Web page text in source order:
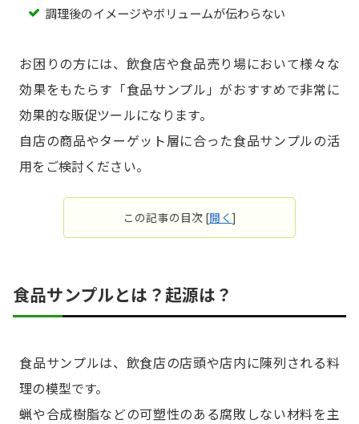
調理後のイメージやボリュームが伝わらない
お困りの方には、飲食店や食品売り場において様々な
効果をもたらす「食品サンプル」がおすすめで非常に
効果的な販促ツールになります。
自店の商品やターゲット層に合った食品サンプルの活
用をご検討ください。
この記事の目次 [開く ]
食品サンプルとは？起源は？
食品サンプルは、飲食店の店頭や店内に陳列される料
理の模型です。
蝋や合成樹脂などの可塑性のある腐敗しない材料を主